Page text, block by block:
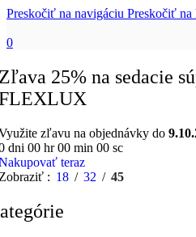
Preskočiť na navigáciu Preskočiť na
0
25% na sedacie
zľavu na objednávky do
dni 00 hr00 min 00 sc
teraz
18 32 45